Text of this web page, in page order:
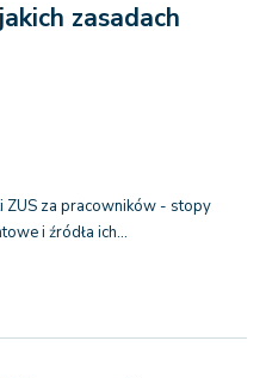
zasadach
ZUS za pracowników - stopy
i źródła ich…